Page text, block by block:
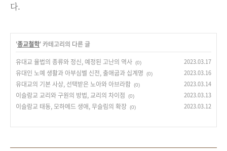
다.
'종교철학' 카테고리의 다른 글
유대교 율법의 종류와 정신, 예정된 고난의 역사 (0) 2023.03.17
유대인 노예 생활과 아부심벨 신전, 출애굽과 십계명 (0) 2023.03.16
유대교의 기본 사상, 선택받은 노아와 아브라함 (0) 2023.03.14
이슬람교 교리와 구원의 방법, 교리의 차이점 (0) 2023.03.13
이슬람교 태동, 모하메드 생애, 무슬림의 확장 (0) 2023.03.12